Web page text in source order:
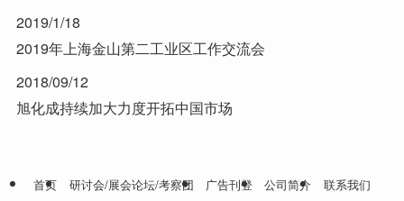
2019/1/18
2019年上海金山第二工业区工作交流会
2018/09/12
旭化成持续加大力度开拓中国市场
首页 研讨会/展会论坛/考察团 广告刊登 公司简介
联系我们